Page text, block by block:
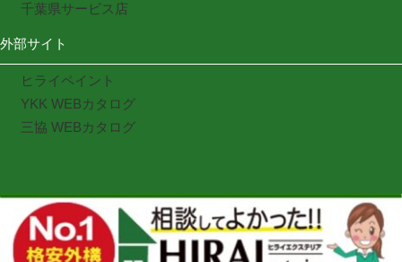
千葉県サービス店
外部サイト
ヒライペイント
YKK WEBカタログ
三協 WEBカタログ